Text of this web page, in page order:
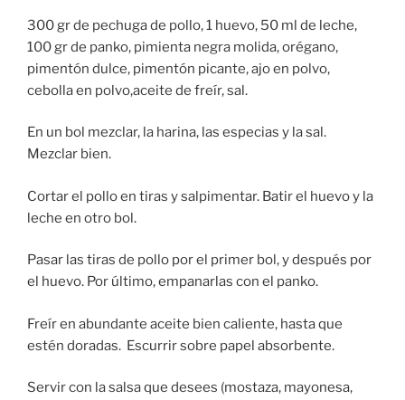
300 gr de pechuga de pollo, 1 huevo, 50 ml de leche,
100 gr de panko, pimienta negra molida, orégano,
pimentón dulce, pimentón picante, ajo en polvo,
cebolla en polvo,aceite de freír, sal.
En un bol mezclar, la harina, las especias y la sal.
Mezclar bien.
Cortar el pollo en tiras y salpimentar. Batir el huevo y la
leche en otro bol.
Pasar las tiras de pollo por el primer bol, y después por
el huevo. Por último, empanarlas con el panko.
Freír en abundante aceite bien caliente, hasta que
estén doradas. Escurrir sobre papel absorbente.
Servir con la salsa que desees (mostaza, mayonesa,